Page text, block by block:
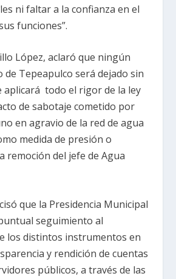
ni faltar a la confianza en el
funciones”.
López, aclaró que ningún
de Tepeapulco será dejado sin
aplicará todo el rigor de la ley
de sabotaje cometido por
en agravio de la red de agua
medida de presión o
remoción del jefe de Agua
que la Presidencia Municipal
seguimiento al
los distintos instrumentos en
y rendición de cuentas
públicos, a través de las